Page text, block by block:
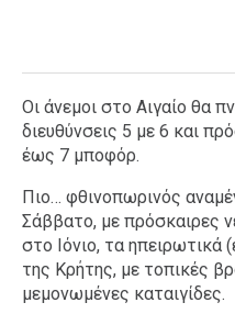
Οι άνεμοι στο Αιγαίο θα
διευθύνσεις 5 με 6 και
έως 7 μποφόρ.
Πιο… φθινοπωρινός
Σάββατο, με πρόσκαιρες
στο Ιόνιο, τα ηπειρωτικά
της Κρήτης, με τοπικές
μεμονωμένες καταιγίδες.